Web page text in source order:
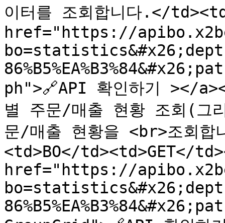
이터를 조회합니다.</
href="https://
ph">🔗API 확인하기 ></
별 주문/매출 현황 조회(그
문/매출 현황을 <br>조회
<td>BO</td><td>GET</
href="https://